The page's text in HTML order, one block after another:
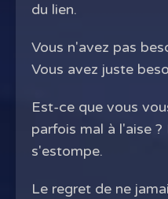
du lien.
Vous n'avez pas
Vous avez juste
Est-ce que vous
parfois mal à l'aise
s'estompe.
Le regret de ne